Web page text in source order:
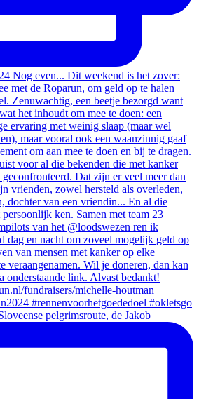
pelgrimsroute, de Jakob